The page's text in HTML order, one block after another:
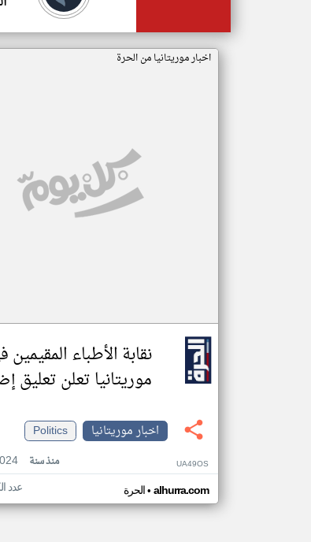
اخبار موريتانيا من الحرة
نقابة الأطباء المقيمين
موريتانيا تعلن تعليق
اخبار موريتانيا
Politics
منذ سنة UA49OS
الحرة• alhurra.com عدد